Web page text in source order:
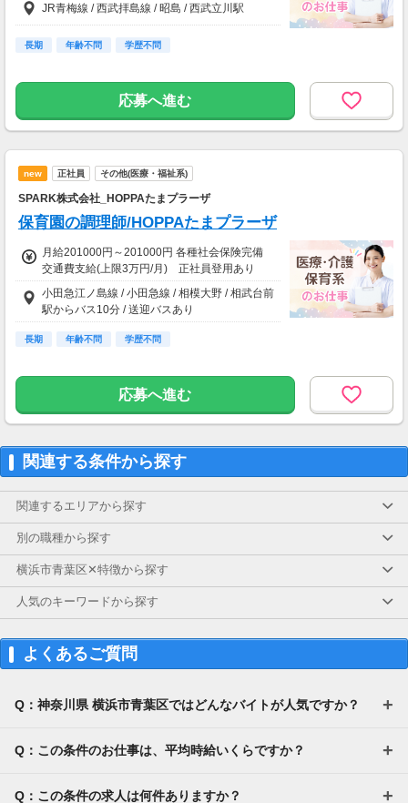
JR青梅線 / 西武拝島線 / 昭島 / 西武立川駅
長期 年齢不問 学歴不問
応募へ進む
new 正社員 その他(医療・福祉系)
SPARK株式会社_HOPPAたまプラーザ
保育園の調理師/HOPPAたまプラーザ
月給201000円～201000円 各種社会保険完備
交通費支給(上限3万円/月) 正社員登用あり
小田急江ノ島線 / 小田急線 / 相模大野 / 相武台前
駅からバス10分 / 送迎バスあり
長期 年齢不問 学歴不問
応募へ進む
関連する条件から探す
関連するエリアから探す
別の職種から探す
横浜市青葉区✕特徴から探す
人気のキーワードから探す
よくあるご質問
Q：神奈川県 横浜市青葉区ではどんなバイトが人気ですか？
Q：この条件のお仕事は、平均時給いくらですか？
Q：この条件の求人は何件ありますか？